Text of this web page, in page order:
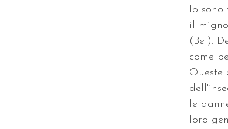
lo
il
(Bel).
come
Queste
le
loro